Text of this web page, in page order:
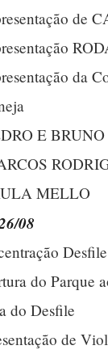
de
da
E BRUNO
MELLO
08
do Parque
do Desfile
de